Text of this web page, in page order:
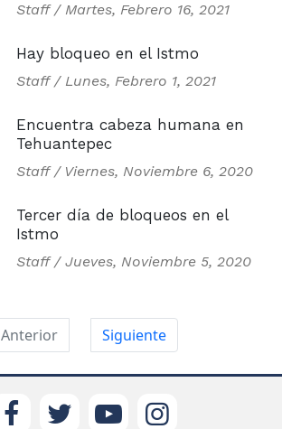
Staff / Martes, Febrero 16, 2021
Hay bloqueo en el Istmo
Staff / Lunes, Febrero 1, 2021
Encuentra cabeza humana en
Tehuantepec
Staff / Viernes, Noviembre 6, 2020
Tercer día de bloqueos en el
Istmo
Staff / Jueves, Noviembre 5, 2020
Anterior Siguiente